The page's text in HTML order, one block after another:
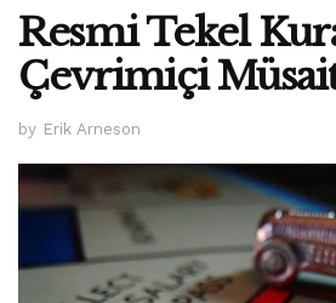
Resmi Tekel
Çevrimiçi
by Erik Arneson